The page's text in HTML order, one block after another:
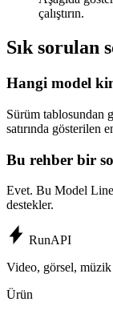
çalıştırın.
Sık sorulan
Hangi model
Sürüm tablosundan
satırında gösterilen
Bu rehber bir
Evet. Bu Model
destekler.
RunAPI
Video, görsel,
Ürün